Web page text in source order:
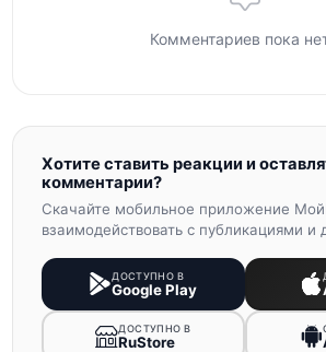
Комментариев пока
Хотите ставить реакции и
комментарии?
Скачайте мобильное приложение
взаимодействовать с публикациями и
ДОСТУПНО В
Google Play
ДОСТУПНО В
RuStore